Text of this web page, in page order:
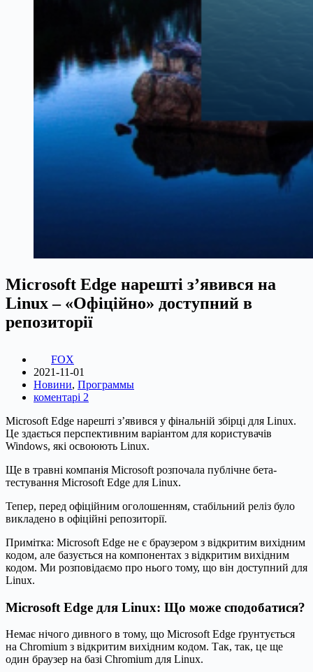
Microsoft Edge нарешті з’явився на
Linux – «Офіційно» доступний в
репозиторії
FOX
2021-11-01
Новини, Программы
коментарі 2
Microsoft Edge нарешті з’явився у фінальній збірці для Linux.
Це здається перспективним варіантом для користувачів
Windows, які освоюють Linux.
Ще в травні компанія Microsoft розпочала публічне бета-
тестування Microsoft Edge для Linux.
Тепер, перед офіційним оголошенням, стабільний реліз було
викладено в офіційні репозиторії.
Примітка: Microsoft Edge не є браузером з відкритим вихідним
кодом, але базується на компонентах з відкритим вихідним
кодом. Ми розповідаємо про нього тому, що він доступний для
Linux.
Microsoft Edge для Linux: Що може сподобатися?
Немає нічого дивного в тому, що Microsoft Edge ґрунтується
на Chromium з відкритим вихідним кодом. Так, так, це ще
один браузер на базі Chromium для Linux.